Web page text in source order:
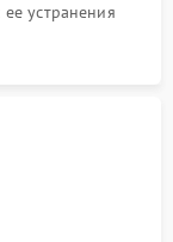
устранения